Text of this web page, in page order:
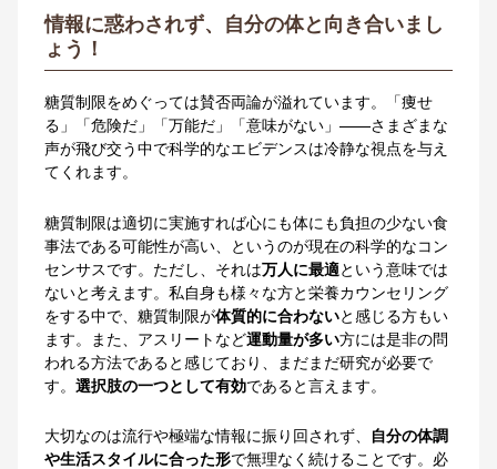
情報に惑わされず、自分の体と向き合いまし
ょう！
糖質制限をめぐっては賛否両論が溢れています。「痩せ
る」「危険だ」「万能だ」「意味がない」——さまざまな
声が飛び交う中で科学的なエビデンスは冷静な視点を与え
てくれます。
糖質制限は適切に実施すれば心にも体にも負担の少ない食
事法である可能性が高い、というのが現在の科学的なコン
センサスです。ただし、それは万人に最適という意味では
ないと考えます。私自身も様々な方と栄養カウンセリング
をする中で、糖質制限が体質的に合わないと感じる方もい
ます。また、アスリートなど運動量が多い方には是非の問
われる方法であると感じており、まだまだ研究が必要で
す。 選択肢の一つとして有効であると言えます。
大切なのは流行や極端な情報に振り回されず、 自分の体調
や生活スタイルに合った形で無理なく続けることです。必